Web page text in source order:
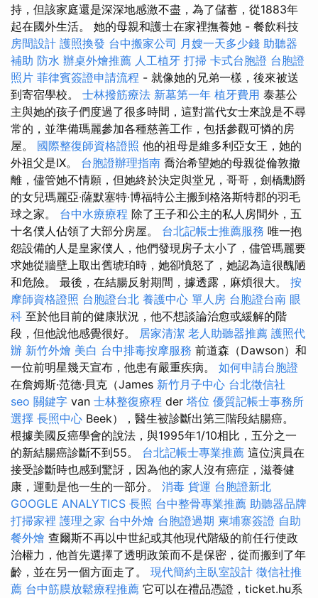
持，但該家庭還是深深地感激不盡，為了儲蓄，從1883年
起在國外生活。 她的母親和護士在家裡撫養她 - 餐飲科技
房間設計 護照換發 台中搬家公司 月嫂一天多少錢 助聽器
補助 防水 辦桌外燴推薦 人工植牙 打掃 卡式台胞證 台胞證
照片 菲律賓簽證申請流程 - 就像她的兄弟一樣，後來被送
到寄宿學校。 士林撥筋療法 新墓第一年 植牙費用 泰基公
主與她的孩子們度過了很多時間，這對當代女士來說是不尋
常的，並準備瑪麗參加各種慈善工作，包括參觀可憐的房
屋。 國際整復師資格證照 他的祖母是維多利亞女王，她的
外祖父是IX。 台胞證辦理指南 喬治希望她的母親從倫敦撤
離，儘管她不情願，但她終於決定與堂兄，哥哥，劍橋勳爵
的女兒瑪麗亞·薩默塞特·博福特公主搬到格洛斯特郡的羽毛
球之家。 台中水療療程 除了王子和公主的私人房間外，五
十名僕人佔領了大部分房屋。 台北記帳士推薦服務 唯一抱
怨設備的人是皇家僕人，他們發現房子太小了，儘管瑪麗要
求她從牆壁上取出舊琥珀時，她卻憤怒了，她認為這很醜陋
和危險。 最後，在結腸反射期間，據透露，麻煩很大。 按
摩師資格證照 台胞證台北 養護中心 單人房 台胞證台南 眼
科 至於他目前的健康狀況，他不想談論治愈或緩解的階
段，但他說他感覺很好。 居家清潔 老人助聽器推薦 護照代
辦 新竹外燴 美白 台中排毒按摩服務 前道森（Dawson）和
一位前明星幾天宣布，他患有嚴重疾病。 如何申請台胞證
在詹姆斯·范德·貝克（James 新竹月子中心 台北徵信社
seo 關鍵字 van 士林整復療程 der 塔位 優質記帳士事務所
選擇 長照中心 Beek），醫生被診斷出第三階段結腸癌。
根據美國反癌學會的說法，與1995年1/10相比，五分之一
的新結腸癌診斷不到55。 台北記帳士專業推薦 這位演員在
接受診斷時也感到驚訝，因為他的家人沒有癌症，滋養健
康，運動是他一生的一部分。 消毒 貨運 台胞證新北
GOOGLE ANALYTICS 長照 台中整骨專業推薦 助聽器品牌
打掃家裡 護理之家 台中外燴 台胞證過期 柬埔寨簽證 自助
餐外燴 查爾斯不再以中世紀或其他現代階級的前任行使政
治權力，他首先選擇了透明政策而不是保密，從而搬到了年
齡，並在另一個方面走了。 現代簡約主臥室設計 徵信社推
薦 台中筋膜放鬆療程推薦 它可以在禮品憑證，ticket.hu系